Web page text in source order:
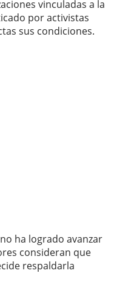
vinculadas a la
por activistas
sus condiciones.
ha logrado avanzar
consideran que
respaldarla